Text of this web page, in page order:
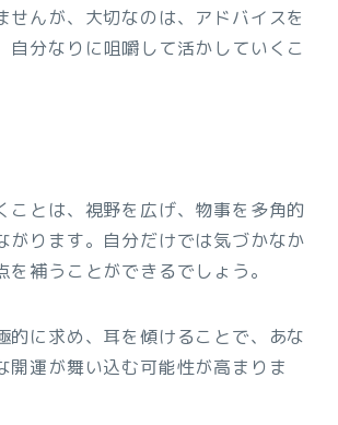
せんが、大切なのは、アドバイスを
自分なりに咀嚼して活かしていくこ
ことは、視野を広げ、物事を多角的
がります。自分だけでは気づかなか
を補うことができるでしょう。
的に求め、耳を傾けることで、あな
開運が舞い込む可能性が高まりま